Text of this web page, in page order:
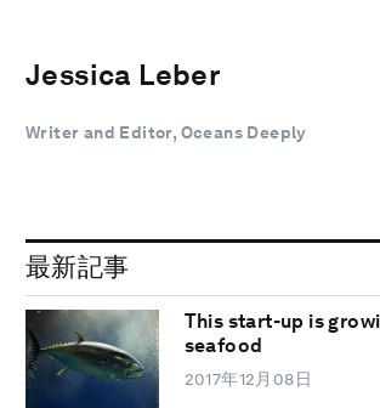
Jessica Leber
Writer and Editor, Oceans Deeply
最新記事
This start-up is
seafood
2017年12月08日